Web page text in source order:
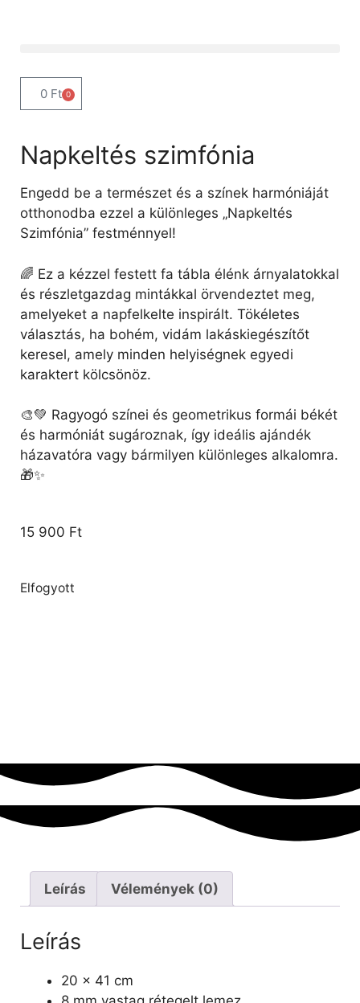
0 Ft 0
Napkeltés szimfónia
Engedd be a természet és a színek harmóniáját
otthonodba ezzel a különleges „Napkeltés
Szimfónia” festménnyel!
🌈 Ez a kézzel festett fa tábla élénk árnyalatokkal
és részletgazdag mintákkal örvendeztet meg,
amelyeket a napfelkelte inspirált. Tökéletes
választás, ha bohém, vidám lakáskiegészítőt
keresel, amely minden helyiségnek egyedi
karaktert kölcsönöz.
🎨💚 Ragyogó színei és geometrikus formái békét
és harmóniát sugároznak, így ideális ajándék
házavatóra vagy bármilyen különleges alkalomra.
🎁✨
15 900 Ft
Elfogyott
Leírás Vélemények (0)
Leírás
20 x 41 cm